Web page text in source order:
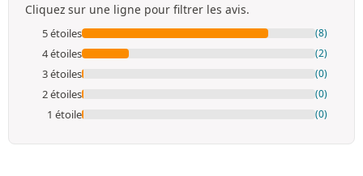
Cliquez sur une ligne pour filtrer les avis.
5 étoiles (8)
4 étoiles (2)
3 étoiles (0)
2 étoiles (0)
1 étoile (0)